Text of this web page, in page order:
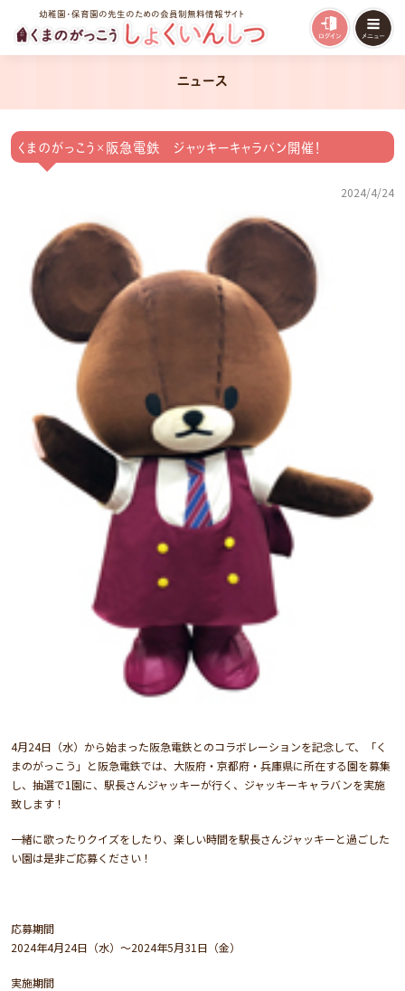
幼稚園・保育園の先生のための会員制無料情報サイト
ニュース
くまのがっこう×阪急電鉄 ジャッキーキャラバン開催！
2024/4/24
4月24日（水）から始まった阪急電鉄とのコラボレーションを記念して、「く
まのがっこう」と阪急電鉄では、大阪府・京都府・兵庫県に所在する園を募集
し、抽選で1園に、駅長さんジャッキーが行く、ジャッキーキャラバンを実施
致します！
一緒に歌ったりクイズをしたり、楽しい時間を駅長さんジャッキーと過ごした
い園は是非ご応募ください！
応募期間
2024年4月24日（水）～2024年5月31日（金）
実施期間